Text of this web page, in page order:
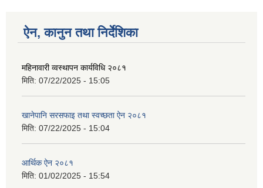
ऐन, कानुन तथा निर्देशिका
महिनावारी व्वस्थापन कार्यविधि २०८१
मिति: 07/22/2025 - 15:05
खानेपानि सरसफाइ तथा स्वच्छता ऐन २०८१
मिति: 07/22/2025 - 15:04
आर्थिक ऐन २०८१
मिति: 01/02/2025 - 15:54